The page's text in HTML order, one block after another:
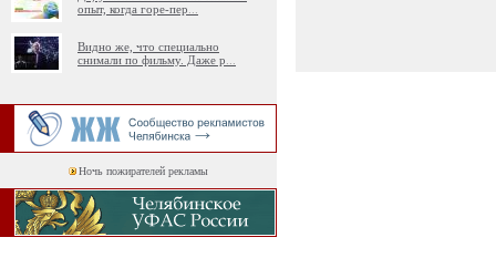
опыт, когда горе-пер
Видно же, что специально
снимали по фильму. Даже р
Ночь пожирателей рекламы